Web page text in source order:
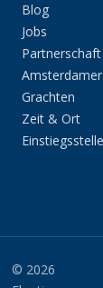
Blog
Jobs
Partnerschaft
Amsterdamer
Grachten
Zeit & Ort
© 2026